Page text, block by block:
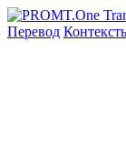
Перевод